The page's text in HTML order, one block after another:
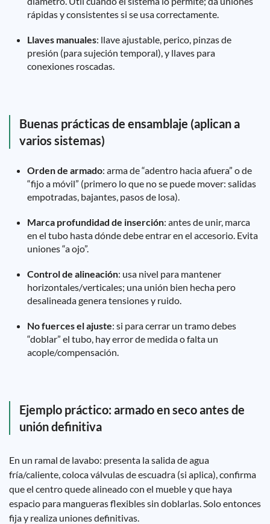
rápidas y consistentes si se usa correctamente.
Llaves manuales: llave ajustable, perico, pinzas de
presión (para sujeción temporal), y llaves para
conexiones roscadas.
Buenas prácticas de ensamblaje (aplican a
varios sistemas)
Orden de armado: arma de “adentro hacia afuera” o de
“fijo a móvil” (primero lo que no se puede mover: salidas
empotradas, bajantes, pasos de losa).
Marca profundidad de inserción: antes de unir, marca
en el tubo hasta dónde debe entrar en el accesorio. Evita
uniones “a ojo”.
Control de alineación: usa nivel para mantener
horizontales/verticales; una unión bien hecha pero
desalineada genera tensiones y ruido.
No fuerces el ajuste: si para cerrar un tramo debes
“doblar” el tubo, hay error de medida o falta un
acople/compensación.
Ejemplo práctico: armado en seco antes de
unión definitiva
En un ramal de lavabo: presenta la salida de agua
fría/caliente, coloca válvulas de escuadra (si aplica), confirma
que el centro quede alineado con el mueble y que haya
espacio para mangueras flexibles sin doblarlas. Solo entonces
fija y realiza uniones definitivas.